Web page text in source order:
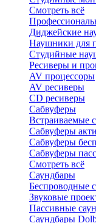
Смотреть всё
Диджейские
Наушники для
Студийные
Ресиверы и
AV процессоры
AV ресиверы
CD ресиверы
Сабвуферы
Встраиваемые
Сабвуферы
Сабвуферы
Сабвуферы
Смотреть всё
Саундбары
Беспроводные
Звуковые
Пассивные
Саундбары